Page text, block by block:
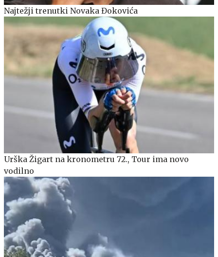
Najtežji trenutki Novaka Đokovića
Urška Žigart na kronometru 72., Tour ima novo
vodilno